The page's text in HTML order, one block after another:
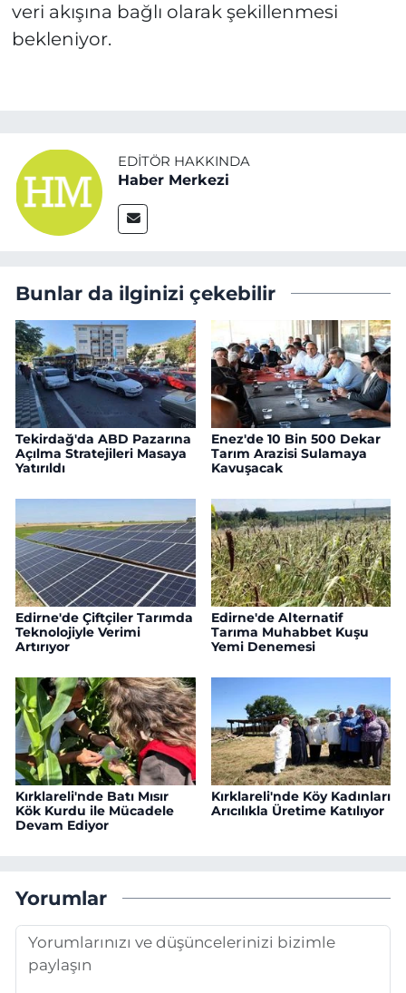
veri akışına bağlı olarak şekillenmesi
bekleniyor.
EDITÖR HAKKINDA
Haber Merkezi
Bunlar da ilginizi çekebilir
Tekirdağ'da ABD Pazarına
Açılma Stratejileri Masaya
Yatırıldı
Enez'de 10 Bin 500 Dekar
Tarım Arazisi Sulamaya
Kavuşacak
Edirne'de Çiftçiler Tarımda
Teknolojiyle Verimi
Artırıyor
Edirne'de Alternatif
Tarıma Muhabbet Kuşu
Yemi Denemesi
Kırklareli'nde Batı Mısır
Kök Kurdu ile Mücadele
Devam Ediyor
Kırklareli'nde Köy Kadınları
Arıcılıkla Üretime Katılıyor
Yorumlar